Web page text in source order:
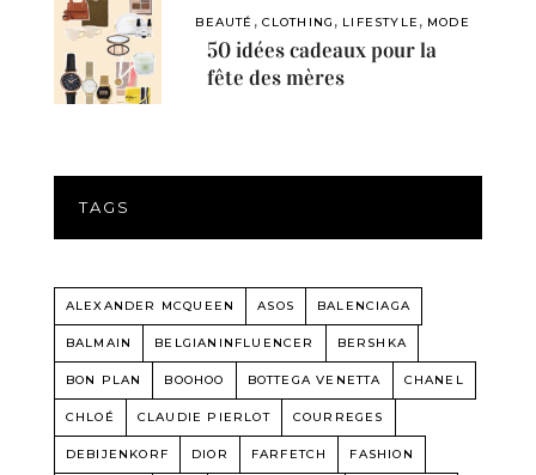
BEAUTÉ , CLOTHING , LIFESTYLE , MODE
50 idées cadeaux pour la
fête des mères
TAGS
ALEXANDER MCQUEEN ASOS BALENCIAGA
BALMAIN BELGIANINFLUENCER BERSHKA
BON PLAN BOOHOO BOTTEGA VENETTA CHANEL
CHLOÉ CLAUDIE PIERLOT COURREGES
DEBIJENKORF DIOR FARFETCH FASHION